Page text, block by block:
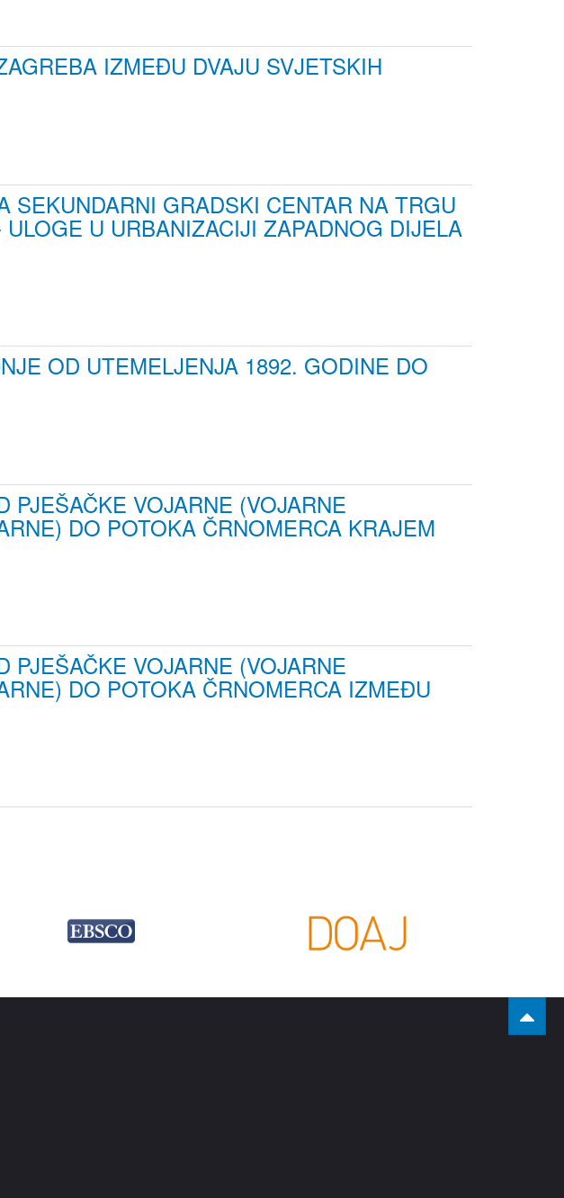
IZMEĐU DVAJU SVJETSKIH
SEKUNDARNI GRADSKI CENTAR NA TRGU
U URBANIZACIJI ZAPADNOG DIJELA
OD UTEMELJENJA 1892. GODINE DO
PJEŠAČKE VOJARNE (VOJARNE
DO POTOKA ČRNOMERCA KRAJEM
PJEŠAČKE VOJARNE (VOJARNE
DO POTOKA ČRNOMERCA IZMEĐU